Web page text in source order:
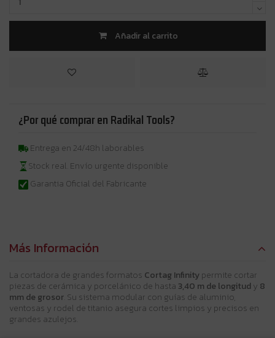
Añadir al carrito
¿Por qué comprar en Radikal Tools?
Entrega en 24/48h laborables
Stock real. Envío urgente disponible
Garantia Oficial del Fabricante
Más Información
La cortadora de grandes formatos Cortag Infinitypermite cortar
piezas de cerámica y porcelánico de hasta 3,40 m de longitud y 8
mm de grosor . Su sistema modular con guías de aluminio,
ventosas y rodel de titanio asegura cortes limpios y precisos en
grandes azulejos.